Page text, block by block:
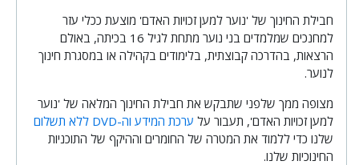
חבילת החינוך של 'נוער למען זכויות האדם' מוצעת ככלי עזר
למחנכים שמלמדים בני נוער מתחת לגיל 16 בכיתה, באולם
הרצאות, בהדרכה קבוצתית, בלימודים בקהילה או במסגרת חינוך
לנוער.
מצופה ממך שלפני שתבקש את חבילת החינוך המלאה של 'נוער
למען זכויות האדם', תעבור על ערכת המידע וה-DVD ללא תשלום
שלנו כדי ללמוד את המטרה של החומרים וההיקף של התוכניות
החינוכיות שלנו.